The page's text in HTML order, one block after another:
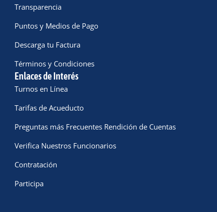
Transparencia
Puntos y Medios de Pago
Descarga tu Factura
Términos y Condiciones
Enlaces de Interés
Turnos en Línea
Tarifas de Acueducto
Preguntas más Frecuentes Rendición de Cuentas
Verifica Nuestros Funcionarios
Contratación
Participa